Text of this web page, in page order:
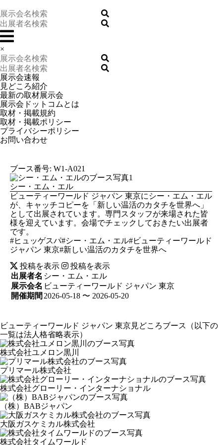
×
展示会速報
見どころ紹介
最新の取材展示会
展示会ドットコムとは
取材・掲載規約
取材・掲載ポリシー
プライバシーポリシー
お問い合わせ
ブース番号: W1-A021
シー・エム・エル
ビューティーワールド ジャパン 東京にシー・エム・エル
が、キャッチコピーを「新しい温活のカタチを世界へ」
として出展されています。専門スタッフが来場された皆
様を迎えています。会場でチェックしておきたい出展者
です。
#ヒュッゲスパ#シー・エム・エル#ビューティーワールド
ジャパン 東京#新しい温活のカタチを世界へ
投稿を表示
投稿を表示
出展者名 シー・エム・エル
展示会名 ビューティーワールド ジャパン 東京
開催期間 2026-05-18 〜 2026-05-20
ビューティーワールド ジャパン 東京見どころブース
（以下の
一覧は法人格省略表示）
株式会社ユメロン黒川
プリマール株式会社
株式会社グローリー・インターナショナル
（株）BABジャパン
大阪ガスケミカル株式会社
株式会社タイムワールド